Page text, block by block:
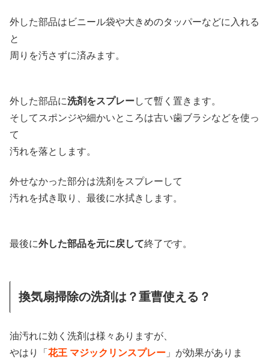
外した部品はビニール袋や大きめのタッパーなどに入れる
と
周りを汚さずに済みます。
外した部品に洗剤をスプレーして暫く置きます。
そしてスポンジや細かいところは古い歯ブラシなどを使っ
て
汚れを落とします。
外せなかった部分は洗剤をスプレーして
汚れを拭き取り、最後に水拭きします。
最後に外した部品を元に戻して終了です。
換気扇掃除の洗剤は？重曹使える？
油汚れに効く洗剤は様々ありますが、
やはり「 花王 マジックリンスプレー 」が効果がありま